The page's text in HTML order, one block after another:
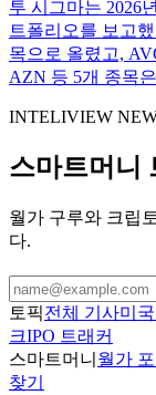
투 시그마는 2026
트폴리오를 보고
목으로 올렸고,
AZN 등 5개 종목
INTELIVIEW
스마트머니
월가 구루와 크립
다.
토픽전체 기사미국
크IPO 트래커
스마트머니 월가
찾기